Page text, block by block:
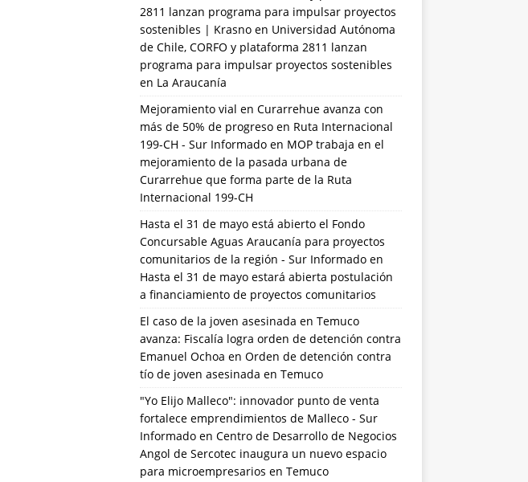
2811 lanzan programa para impulsar proyectos
sostenibles | Krasnoen Universidad Autónoma
de Chile, CORFO y plataforma 2811 lanzan
programa para impulsar proyectos sostenibles
en La Araucanía
Mejoramiento vial en Curarrehue avanza con
más de 50% de progreso en Ruta Internacional
199-CH - Sur Informadoen MOP trabaja en el
mejoramiento de la pasada urbana de
Curarrehue que forma parte de la Ruta
Internacional 199-CH
Hasta el 31 de mayo está abierto el Fondo
Concursable Aguas Araucanía para proyectos
comunitarios de la región - Sur Informadoen
Hasta el 31 de mayo estará abierta postulación
a financiamiento de proyectos comunitarios
El caso de la joven asesinada en Temuco
avanza: Fiscalía logra orden de detención contra
Emanuel Ochoa en Orden de detención contra
tío de joven asesinada en Temuco
"Yo Elijo Malleco": innovador punto de venta
fortalece emprendimientos de Malleco - Sur
Informadoen Centro de Desarrollo de Negocios
Angol de Sercotec inaugura un nuevo espacio
para microempresarios en Temuco